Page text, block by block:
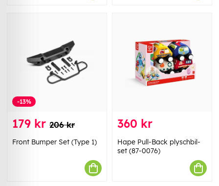
-13%
179 kr 206 kr
Front Bumper Set (Type 1)
360 kr
Hape Pull-Back plyschbil-
set (87-0076)